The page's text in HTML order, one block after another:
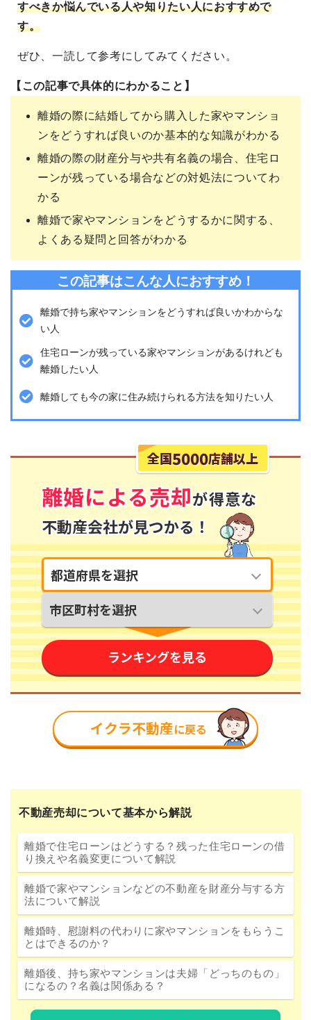
すべきか悩んでいる人や知りたい人におすすめで
す。
ぜひ、一読して参考にしてみてください。
【この記事で具体的にわかること】
離婚の際に結婚してから購入した家やマンショ
ンをどうすれば良いのか基本的な知識がわかる
離婚の際の財産分与や共有名義の場合、住宅ロ
ーンが残っている場合などの対処法についてわ
かる
離婚で家やマンションをどうするかに関する、
よくある疑問と回答がわかる
この記事はこんな人におすすめ！
離婚で持ち家やマンションをどうすれば良いかわからな
い人
住宅ローンが残っている家やマンションがあるけれども
離婚したい人
離婚しても今の家に住み続けられる方法を知りたい人
不動産売却について基本から解説
離婚で住宅ローンはどうする？残った住宅ローンの借
り換えや名義変更について解説
離婚で家やマンションなどの不動産を財産分与する方
法について解説
離婚時、慰謝料の代わりに家やマンションをもらうこ
とはできるのか？
離婚後、持ち家やマンションは夫婦「どっちのもの」
になるの？名義は関係ある？